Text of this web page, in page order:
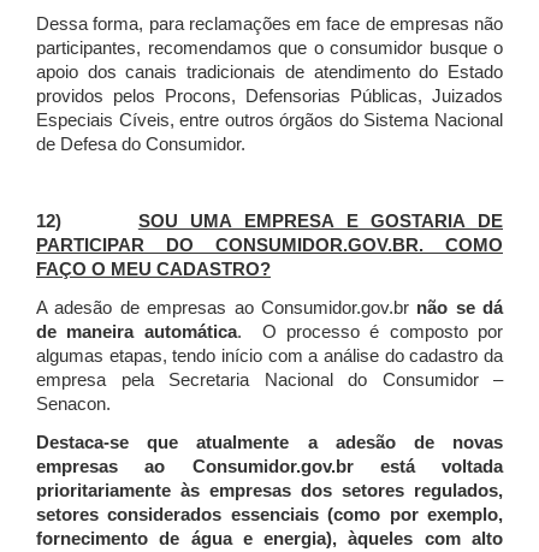
Dessa forma, para reclamações em face de empresas não
participantes, recomendamos que o consumidor busque o
apoio dos canais tradicionais de atendimento do Estado
providos pelos Procons, Defensorias Públicas, Juizados
Especiais Cíveis, entre outros órgãos do Sistema Nacional
de Defesa do Consumidor.
12) SOU UMA EMPRESA E GOSTARIA DE
PARTICIPAR DO CONSUMIDOR.GOV.BR. COMO
FAÇO O MEU CADASTRO?
A adesão de empresas ao Consumidor.gov.br não se dá
de maneira automática. O processo é composto por
algumas etapas, tendo início com a análise do cadastro da
empresa pela Secretaria Nacional do Consumidor –
Senacon.
Destaca-se que atualmente a adesão de novas
empresas ao Consumidor.gov.br está voltada
prioritariamente às empresas dos setores regulados,
setores considerados essenciais (como por exemplo,
fornecimento de água e energia), àqueles com alto